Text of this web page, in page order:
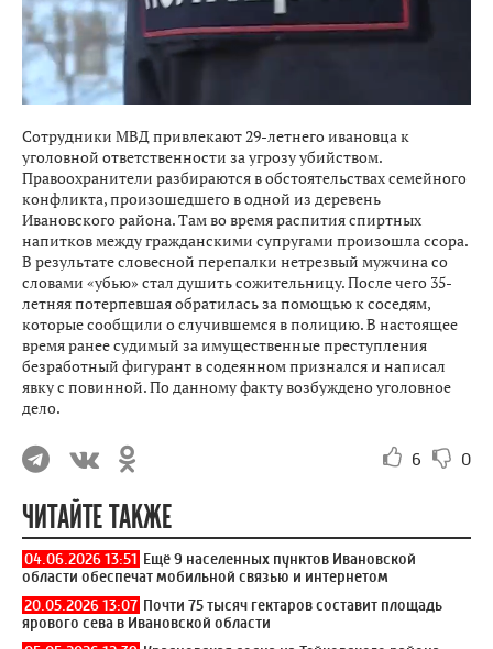
Сотрудники МВД привлекают 29-летнего ивановца к
уголовной ответственности за угрозу убийством.
Правоохранители разбираются в обстоятельствах семейного
конфликта, произошедшего в одной из деревень
Ивановского района. Там во время распития спиртных
напитков между гражданскими супругами произошла ссора.
В результате словесной перепалки нетрезвый мужчина со
словами «убью» стал душить сожительницу. После чего 35-
летняя потерпевшая обратилась за помощью к соседям,
которые сообщили о случившемся в полицию. В настоящее
время ранее судимый за имущественные преступления
безработный фигурант в содеянном признался и написал
явку с повинной. По данному факту возбуждено уголовное
дело.
6 0
ЧИТАЙТЕ ТАКЖЕ
04.06.2026 13:51 Ещё 9 населенных пунктов Ивановской
области обеспечат мобильной связью и интернетом
20.05.2026 13:07 Почти 75 тысяч гектаров составит площадь
ярового сева в Ивановской области